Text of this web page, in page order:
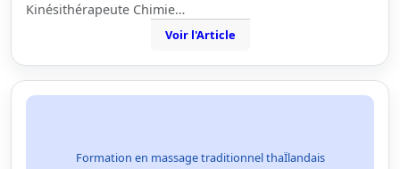
Kinésithérapeute Chimie…
Voir l'Article
Formation en massage traditionnel thaÏlandais